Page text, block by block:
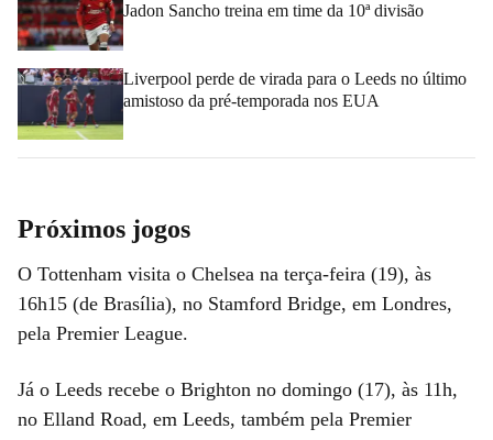
Jadon Sancho treina em time da 10ª divisão
Liverpool perde de virada para o Leeds no último
amistoso da pré-temporada nos EUA
Próximos jogos
O Tottenham visita o Chelsea na terça-feira (19), às
16h15 (de Brasília), no Stamford Bridge, em Londres,
pela Premier League.
Já o Leeds recebe o Brighton no domingo (17), às 11h,
no Elland Road, em Leeds, também pela Premier